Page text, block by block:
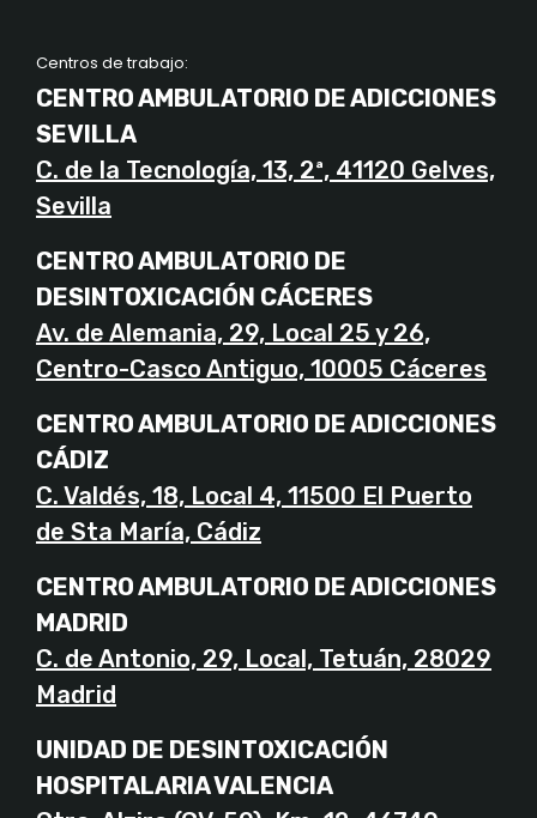
Centros de trabajo:
CENTRO AMBULATORIO DE ADICCIONES
SEVILLA
C. de la Tecnología, 13, 2ª, 41120 Gelves,
Sevilla
CENTRO AMBULATORIO DE
DESINTOXICACIÓN CÁCERES
Av. de Alemania, 29, Local 25 y 26,
Centro-Casco Antiguo, 10005 Cáceres
CENTRO AMBULATORIO DE ADICCIONES
CÁDIZ
C. Valdés, 18, Local 4, 11500 El Puerto
de Sta María, Cádiz
CENTRO AMBULATORIO DE ADICCIONES
MADRID
C. de Antonio, 29, Local, Tetuán, 28029
Madrid
UNIDAD DE DESINTOXICACIÓN
HOSPITALARIA VALENCIA